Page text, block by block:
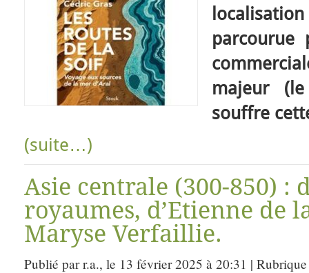
parcourue
majeur
souffre
(suite…)
Asie centrale (300-850) :
royaumes, d’Etienne de
Maryse Verfaillie.
Publié par r.a., le 13 février 2025 à 20:31 |